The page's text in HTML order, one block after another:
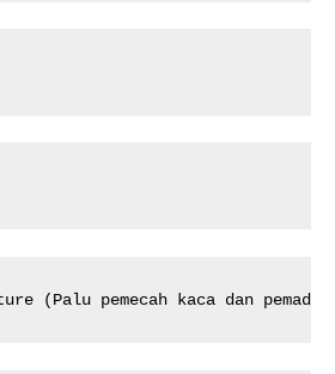
(Palu pemecah kaca dan